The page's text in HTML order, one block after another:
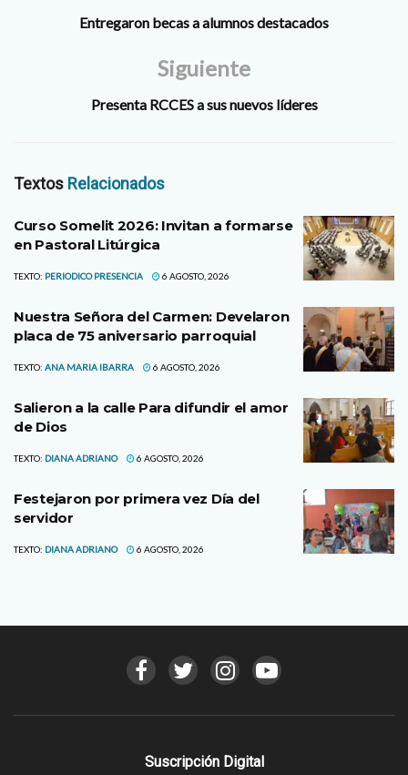
Entregaron becas a alumnos destacados
Siguiente
Presenta RCCES a sus nuevos líderes
Textos Relacionados
Curso Somelit 2026: Invitan a formarse
en Pastoral Litúrgica
TEXTO: PERIODICO PRESENCIA 6 AGOSTO, 2026
Nuestra Señora del Carmen: Develaron
placa de 75 aniversario parroquial
TEXTO: ANA MARIA IBARRA 6 AGOSTO, 2026
Salieron a la calle Para difundir el amor
de Dios
TEXTO: DIANA ADRIANO 6 AGOSTO, 2026
Festejaron por primera vez Día del
servidor
TEXTO: DIANA ADRIANO 6 AGOSTO, 2026
Suscripción Digital